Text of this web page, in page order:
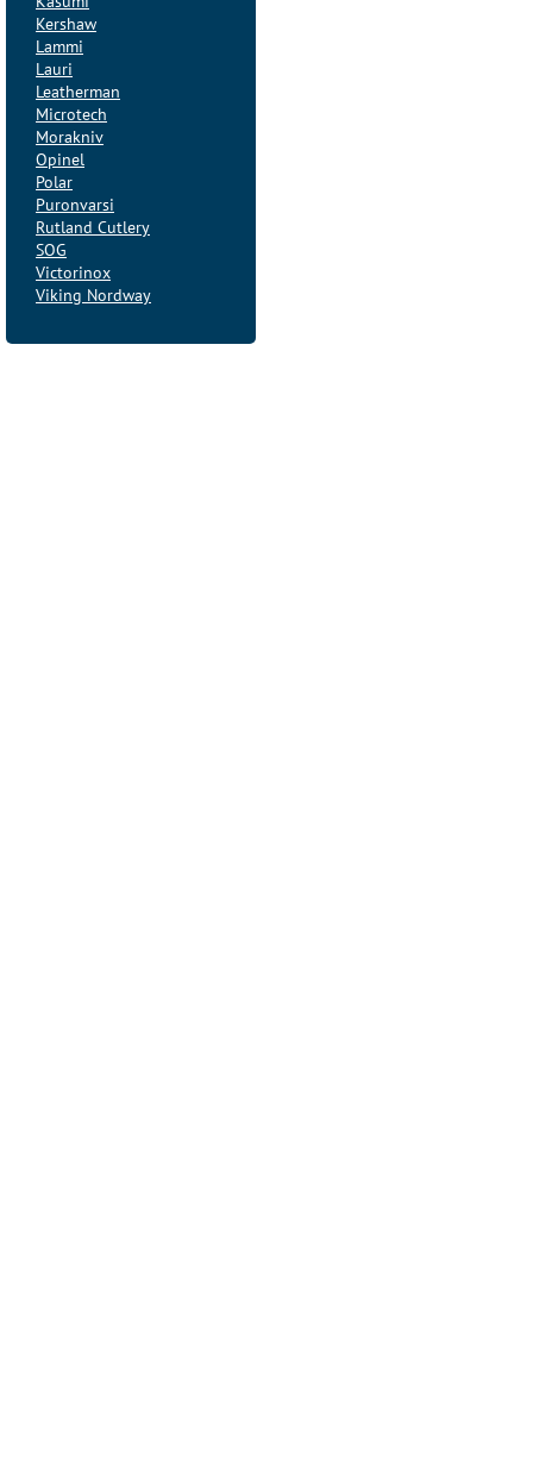
Kershaw
Lammi
Lauri
Leatherman
Microtech
Morakniv
Opinel
Polar
Puronvarsi
Rutland Cutlery
SOG
Victorinox
Viking Nordway